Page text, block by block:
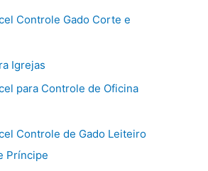
Controle Gado Corte e
Igrejas
para Controle de Oficina
Controle de Gado Leiteiro
Príncipe